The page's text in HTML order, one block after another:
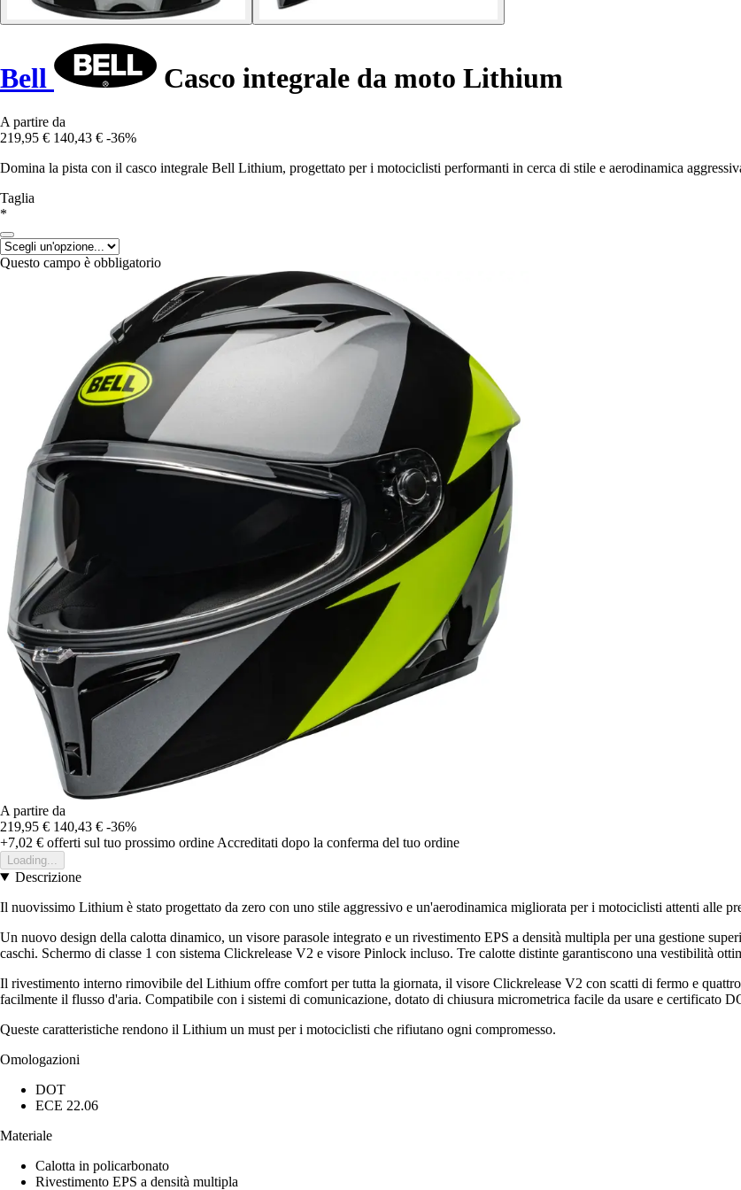
Bell Casco integrale da moto Lithium
A partire da
219,95 € 140,43 € -36%
Domina la pista con il casco integrale Bell Lithium, progettato per i motociclisti performanti in cerca di stile e aerodinamica
Taglia
*
Questo campo è obbligatorio
A partire da
219,95 € 140,43 € -36%
+7,02 € offerti sul tuo prossimo ordine Accreditati dopo la conferma del tuo ordine
Loading...
Descrizione
Il nuovissimo Lithium è stato progettato da zero con uno stile aggressivo e un'aerodinamica migliorata per i motociclisti attenti alle
Un nuovo design della calotta dinamico, un visore parasole integrato e un rivestimento EPS a densità multipla per una gestione
caschi. Schermo di classe 1 con sistema Clickrelease V2 e visore Pinlock incluso. Tre calotte distinte garantiscono una vestibilità
Il rivestimento interno rimovibile del Lithium offre comfort per tutta la giornata, il visore Clickrelease V2 con scatti di fermo e
facilmente il flusso d'aria. Compatibile con i sistemi di comunicazione, dotato di chiusura micrometrica facile da usare e certificato
Queste caratteristiche rendono il Lithium un must per i motociclisti che rifiutano ogni compromesso.
Omologazioni
DOT
ECE 22.06
Materiale
Calotta in policarbonato
Rivestimento EPS a densità multipla